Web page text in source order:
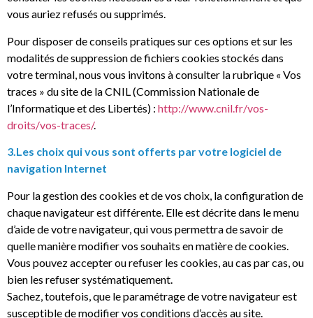
vous auriez refusés ou supprimés.
Pour disposer de conseils pratiques sur ces options et sur les
modalités de suppression de fichiers cookies stockés dans
votre terminal, nous vous invitons à consulter la rubrique « Vos
traces » du site de la CNIL (Commission Nationale de
l’Informatique et des Libertés) : http://www.cnil.fr/vos-
droits/vos-traces/.
3.Les choix qui vous sont offerts par votre logiciel de
navigation Internet
Pour la gestion des cookies et de vos choix, la configuration de
chaque navigateur est différente. Elle est décrite dans le menu
d’aide de votre navigateur, qui vous permettra de savoir de
quelle manière modifier vos souhaits en matière de cookies.
Vous pouvez accepter ou refuser les cookies, au cas par cas, ou
bien les refuser systématiquement.
Sachez, toutefois, que le paramétrage de votre navigateur est
susceptible de modifier vos conditions d’accès au site.